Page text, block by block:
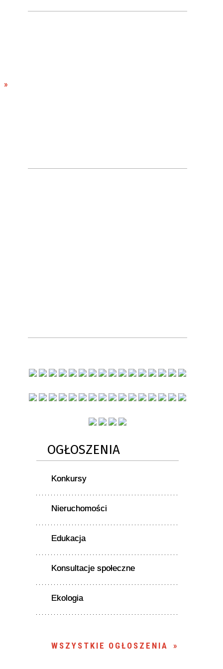
OGŁOSZENIA
Konkursy
Nieruchomości
Edukacja
Konsultacje społeczne
Ekologia
WSZYSTKIE OGŁOSZENIA